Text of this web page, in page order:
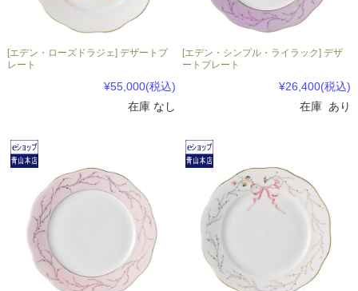
[エデン・ローズドラジェ] デザートプ
レート
¥55,000(税込)
在庫 なし
[エデン・シンプル・ライラック] デザ
ートプレート
¥26,400(税込)
在庫 あり